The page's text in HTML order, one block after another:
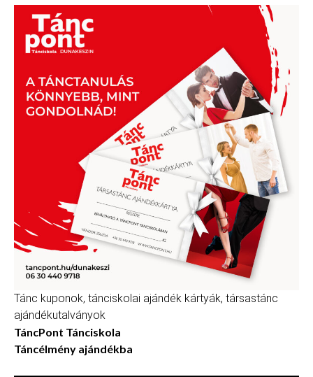
Tánc kuponok, tánciskolai ajándék kártyák, társastánc
ajándékutalványok
TáncPont Tánciskola
Táncélmény ajándékba